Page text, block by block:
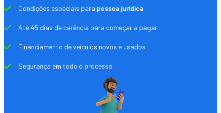
Condições especiais para pessoa jurídica
Até 45 dias de carência para começar a pagar
Financiamento de veículos novos e usados
Segurança em todo o processo